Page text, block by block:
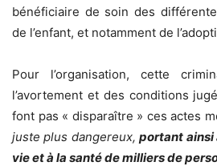
bénéficiaire de soin des
de l’enfant, et notamment de
Pour l’organisation, cette
l’avortement et des conditions
font pas « disparaître » ces actes
juste plus dangereux,portant ainsi
vie et à la santé de milliers de